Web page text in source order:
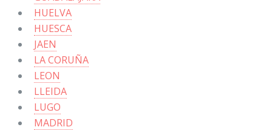
HUELVA
HUESCA
JAEN
LA CORUÑA
LEON
LLEIDA
LUGO
MADRID